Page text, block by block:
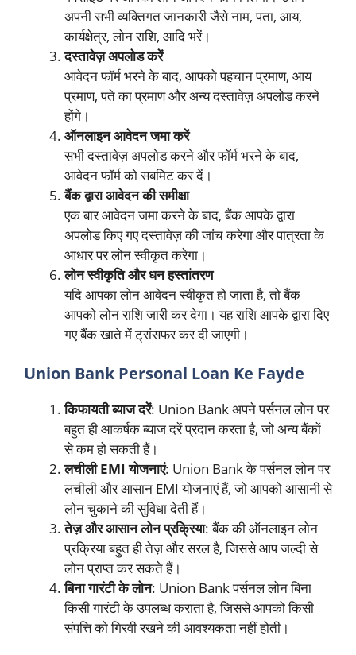
अपनी सभी व्यक्तिगत जानकारी जैसे नाम, पता, आय,
कार्यक्षेत्र, लोन राशि, आदि भरें।
दस्तावेज़ अपलोड करें
आवेदन फॉर्म भरने के बाद, आपको पहचान प्रमाण, आय
प्रमाण, पते का प्रमाण और अन्य दस्तावेज़ अपलोड करने
होंगे।
ऑनलाइन आवेदन जमा करें
सभी दस्तावेज़ अपलोड करने और फॉर्म भरने के बाद,
आवेदन फॉर्म को सबमिट कर दें।
बैंक द्वारा आवेदन की समीक्षा
एक बार आवेदन जमा करने के बाद, बैंक आपके द्वारा
अपलोड किए गए दस्तावेज़ की जांच करेगा और पात्रता के
आधार पर लोन स्वीकृत करेगा।
लोन स्वीकृति और धन हस्तांतरण
यदि आपका लोन आवेदन स्वीकृत हो जाता है, तो बैंक
आपको लोन राशि जारी कर देगा। यह राशि आपके द्वारा दिए
गए बैंक खाते में ट्रांसफर कर दी जाएगी।
Union Bank Personal Loan Ke Fayde
किफायती ब्याज दरें: Union Bank अपने पर्सनल लोन पर
बहुत ही आकर्षक ब्याज दरें प्रदान करता है, जो अन्य बैंकों
से कम हो सकती हैं।
लचीली EMI योजनाएं: Union Bank के पर्सनल लोन पर
लचीली और आसान EMI योजनाएं हैं, जो आपको आसानी से
लोन चुकाने की सुविधा देती हैं।
तेज़ और आसान लोन प्रक्रिया: बैंक की ऑनलाइन लोन
प्रक्रिया बहुत ही तेज़ और सरल है, जिससे आप जल्दी से
लोन प्राप्त कर सकते हैं।
बिना गारंटी के लोन: Union Bank पर्सनल लोन बिना
किसी गारंटी के उपलब्ध कराता है, जिससे आपको किसी
संपत्ति को गिरवी रखने की आवश्यकता नहीं होती।